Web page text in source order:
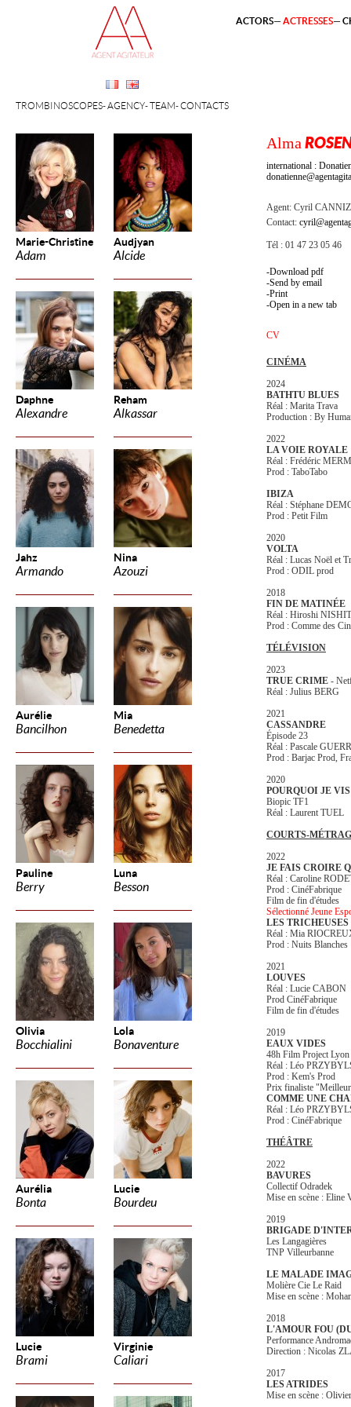
Marie-Christine
Adam
Audjyan
Alcide
Daphne
Alexandre
Reham
Alkassar
Jahz
Armando
Nina
Azouzi
Aurélie
Bancilhon
Mia
Benedetta
Pauline
Berry
Luna
Besson
Olivia
Bocchialini
Lola
Bonaventure
Aurélia
Bonta
Lucie
Bourdeu
Lucie
Brami
Virginie
Caliari
TROMBINOSCOPES AGENCY TEAM CONTACTS
ACTORS ACTRESSES
Alma
international :
Agent: Cyril
Contact:
Tél : 01 47 23 05 46
Download pdf
Send by email
Print
Open in a new tab
CV
CINÉMA
2024
BATHTU BLUES
Réal : Marita Trava
Production : By
2022
LA VOIE ROYALE
Réal : Frédéric
Prod : TaboTabo
IBIZA
Réal : Stéphane
Prod : Petit Film
2020
VOLTA
Réal : Lucas Noël et
Prod : ODIL prod
2018
FIN DE MATINÉE
Réal : Hiroshi
Prod : Comme des
TÉLÉVISION
2023
TRUE CRIME -
Réal : Julius BERG
2021
CASSANDRE
Épisode 23
Réal : Pascale
Prod : Barjac Prod,
2020
POURQUOI JE VIS
Biopic TF1
Réal : Laurent TUEL
COURTS-
2022
JE FAIS CROIRE
Réal : Caroline
Prod : CinéFabrique
Film de fin d'études
Sélectionné Jeune
LES TRICHEUSES
Réal : Mia
Prod : Nuits Blanches
2021
LOUVES
Réal : Lucie CABON
Prod CinéFabrique
Film de fin d'études
2019
EAUX VIDES
48h Film Project Lyon
Réal : Léo
Prod : Kem's Prod
Prix finaliste
COMME UNE
Réal : Léo
Prod : CinéFabrique
THÉÂTRE
2022
BAVURES
Collectif Odradek
Mise en scène :
2019
BRIGADE
Les Langagières
TNP Villeurbanne
LE MALADE
Molière Cie Le Raid
Mise en scène :
2018
L'AMOUR FOU
Performance
Direction : Nicolas
2017
LES ATRIDES
Mise en scène :